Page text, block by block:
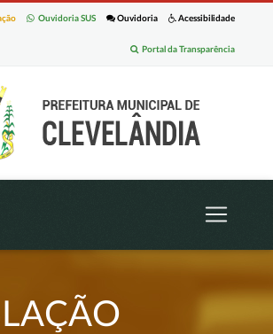
Acessibilidade
Ouvidoria
Ouvidoria SUS
Portal da Transparência